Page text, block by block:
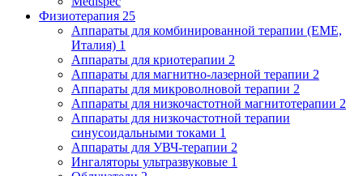
Физиотерапия 25
Аппараты для комбинированной терапии (EME,
Италия) 1
Аппараты для криотерапии 2
Аппараты для магнитно-лазерной терапии 2
Аппараты для микроволновой терапии 2
Аппараты для низкочастотной магнитотерапии 2
Аппараты для низкочастотной терапии
синусоидальными токами 1
Аппараты для УВЧ-терапии 2
Ингаляторы ультразвуковые 1